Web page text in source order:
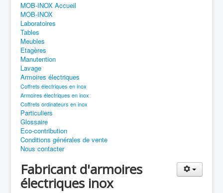
MOB-INOX Accueil
MOB-INOX
Laboratoires
Tables
Meubles
Etagères
Manutention
Lavage
Armoires électriques
Coffrets électriques en inox
Armoires électriques en inox
Coffrets ordinateurs en inox
Particuliers
Glossaire
Eco-contribution
Conditions générales de vente
Nous contacter
Fabricant d'armoires
électriques inox